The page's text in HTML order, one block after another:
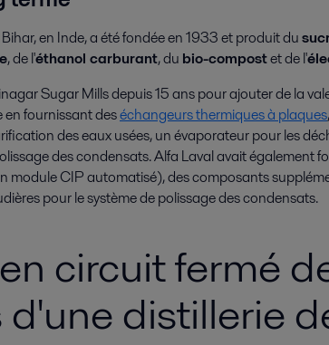
en Inde, a été fondée en 1933 et produit du
, de l'éthanol carburant, du bio-compostet de l'
Sugar Mills depuis 15 ans pour ajouter de la
en fournissant deséchangeurs thermiques à plaques,
des eaux usées, un évaporateur pour les
des condensats. Alfa Laval avait également
module CIP automatisé), des composants
pour le système de polissage des condensats.
circuit fermé
distillerie